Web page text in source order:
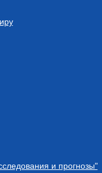
и прогнозы"